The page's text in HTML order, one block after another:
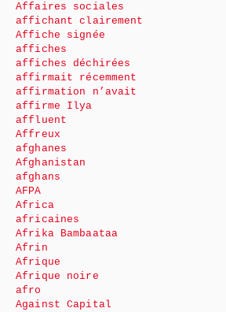
Affaires sociales
affichant clairement
Affiche signée
affiches
affiches déchirées
affirmait récemment
affirmation n’avait
affirme Ilya
affluent
Affreux
afghanes
Afghanistan
afghans
AFPA
Africa
africaines
Afrika Bambaataa
Afrin
Afrique
Afrique noire
afro
Against Capital